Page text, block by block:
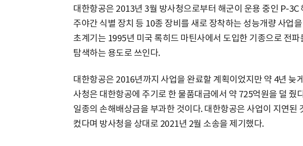
대한항공은 2013년 3월 방사청으로부터 해군이 운용 중인 P-3C
주야간 식별 장치 등 10종 장비를 새로 장착하는 성능개량 사업
초계기는 1995년 미국 록히드 마틴사에서 도입한 기종으로 전
탐색하는 용도로 쓰인다.
대한항공은 2016년까지 사업을 완료할 계획이었지만 약 4년 늦
사청은 대한항공에 주기로 한 물품대금에서 약 725억원을 덜 줬
일종의 손해배상금을 부과한 것이다. 대한항공은 사업이 지연된
컸다며 방사청을 상대로 2021년 2월 소송을 제기했다.